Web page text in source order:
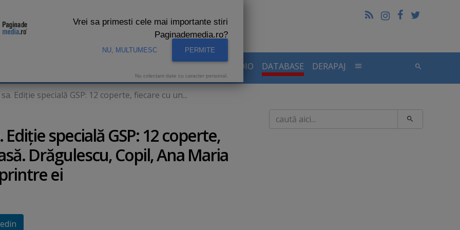
AUDIENTE RADIO DATABASE DERAPAJ
Ediţie specială GSP: 12 coperte, fiecare cu un...
specială GSP: 12 coperte,
Drăgulescu, Copil, Ana Maria
ei
Caută
Vrei sa primesti cele mai importante stiri
Paginademedia.ro?
NU, MULTUMESC PERMITE
Nu colectam date cu caracter personal.